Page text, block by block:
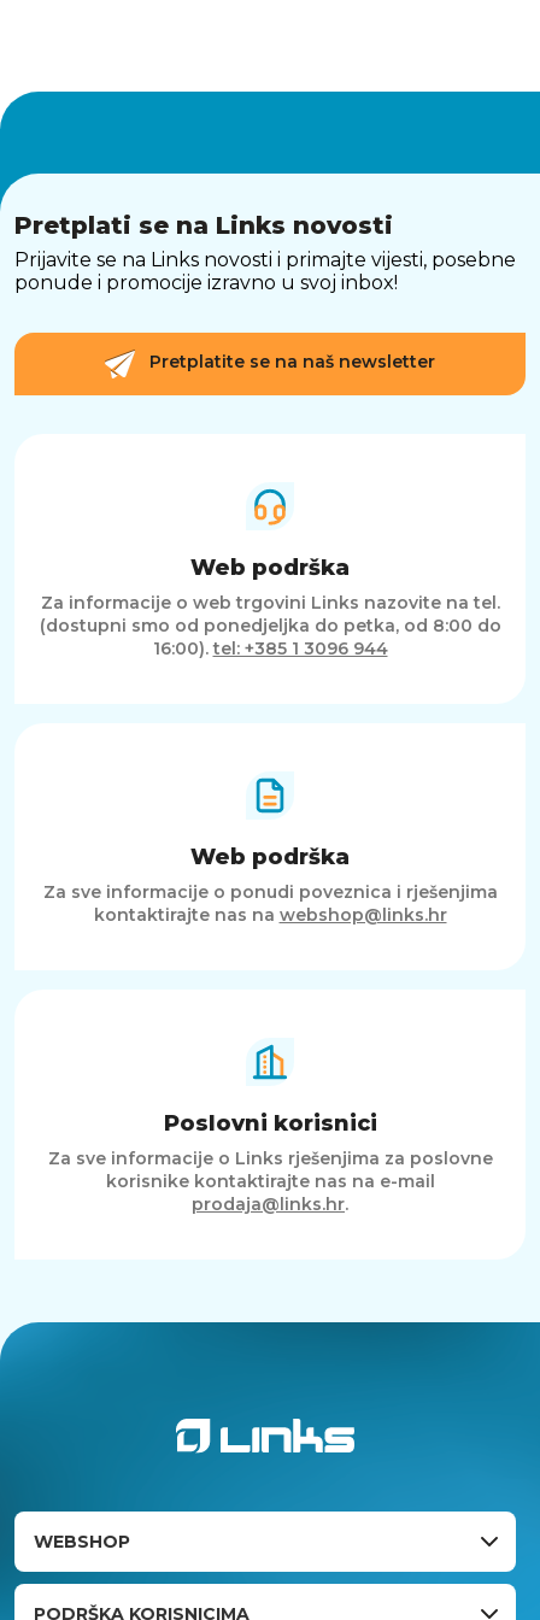
Pretplati se na Links novosti
Prijavite se na Links novosti i primajte vijesti, posebne
ponude i promocije izravno u svoj inbox!
Pretplatite se na naš newsletter
Web podrška
Za informacije o web trgovini Links nazovite na tel.
(dostupni smo od ponedjeljka do petka, od 8:00 do
16:00).tel: +385 1 3096 944
Web podrška
Za sve informacije o ponudi poveznica i rješenjima
kontaktirajte nas na webshop@links.hr
Poslovni korisnici
Za sve informacije o Links rješenjima za poslovne
korisnike kontaktirajte nas na e-mail
prodaja@links.hr.
WEBSHOP
PODRŠKA KORISNICIMA